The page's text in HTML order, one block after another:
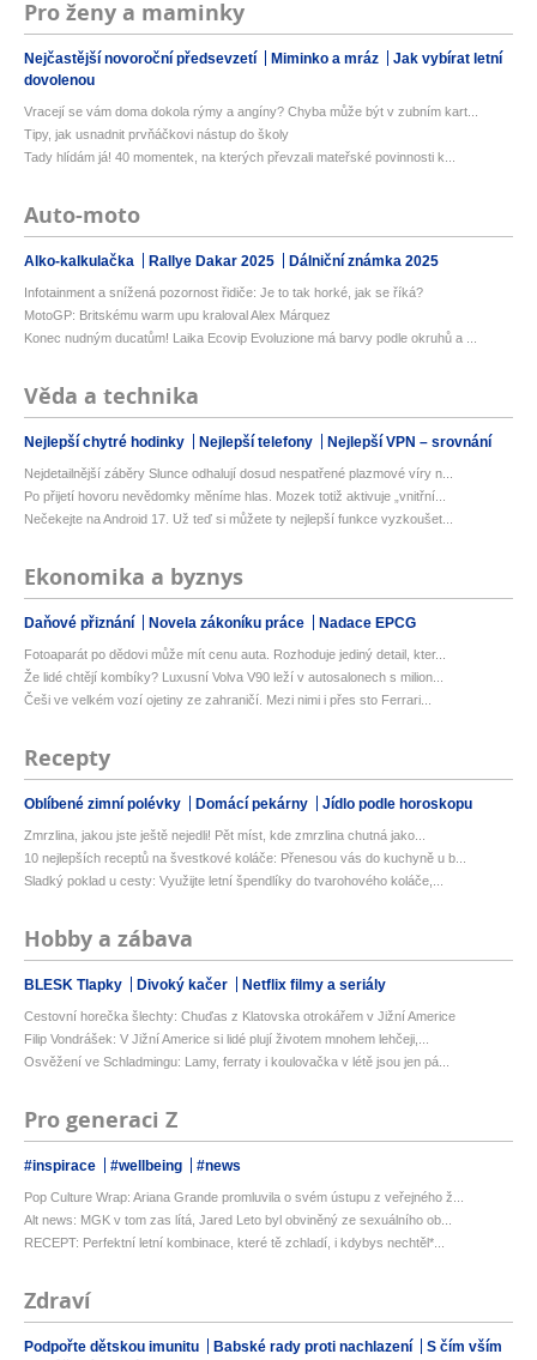
Pro ženy a maminky
Nejčastější novoroční předsevzetí Miminko a mráz
Jak vybírat letní
dovolenou
Vracejí se vám doma dokola rýmy a angíny? Chyba může být v zubním kart...
Tipy, jak usnadnit prvňáčkovi nástup do školy
Tady hlídám já! 40 momentek, na kterých převzali mateřské povinnosti k...
Auto-moto
Alko-kalkulačka Rallye Dakar 2025 Dálniční známka 2025
Infotainment a snížená pozornost řidiče: Je to tak horké, jak se říká?
MotoGP: Britskému warm upu kraloval Alex Márquez
Konec nudným ducatům! Laika Ecovip Evoluzione má barvy podle okruhů a ...
Věda a technika
Nejlepší chytré hodinky Nejlepší telefony Nejlepší VPN – srovnání
Nejdetailnější záběry Slunce odhalují dosud nespatřené plazmové víry n...
Po přijetí hovoru nevědomky měníme hlas. Mozek totiž aktivuje „vnitřní...
Nečekejte na Android 17. Už teď si můžete ty nejlepší funkce vyzkoušet...
Ekonomika a byznys
Daňové přiznání Novela zákoníku práce Nadace EPCG
Fotoaparát po dědovi může mít cenu auta. Rozhoduje jediný detail, kter...
Že lidé chtějí kombíky? Luxusní Volva V90 leží v autosalonech s milion...
Češi ve velkém vozí ojetiny ze zahraničí. Mezi nimi i přes sto Ferrari...
Recepty
Oblíbené zimní polévky Domácí pekárny Jídlo podle horoskopu
Zmrzlina, jakou jste ještě nejedli! Pět míst, kde zmrzlina chutná jako...
10 nejlepších receptů na švestkové koláče: Přenesou vás do kuchyně u b...
Sladký poklad u cesty: Využijte letní špendlíky do tvarohového koláče,...
Hobby a zábava
BLESK Tlapky Divoký kačer Netflix filmy a seriály
Cestovní horečka šlechty: Chuďas z Klatovska otrokářem v Jižní Americe
Filip Vondrášek: V Jižní Americe si lidé plují životem mnohem lehčeji,...
Osvěžení ve Schladmingu: Lamy, ferraty i koulovačka v létě jsou jen pá...
Pro generaci Z
#inspirace #wellbeing #news
Pop Culture Wrap: Ariana Grande promluvila o svém ústupu z veřejného ž...
Alt news: MGK v tom zas lítá, Jared Leto byl obviněný ze sexuálního ob...
RECEPT: Perfektní letní kombinace, které tě zchladí, i kdybys nechtěl*...
Zdraví
Podpořte dětskou imunitu Babské rady proti nachlazení
S čím vším